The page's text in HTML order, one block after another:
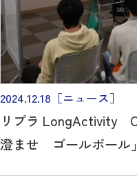
2024.12.18 ［ニュース］
リプラ LongActivity
澄ませ ゴールボール